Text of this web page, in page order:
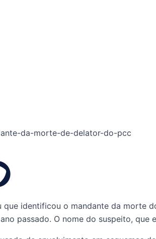
identificou o mandante da morte
passado. O nome do suspeito,